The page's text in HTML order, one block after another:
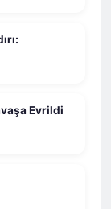
Savaşa Evrildi